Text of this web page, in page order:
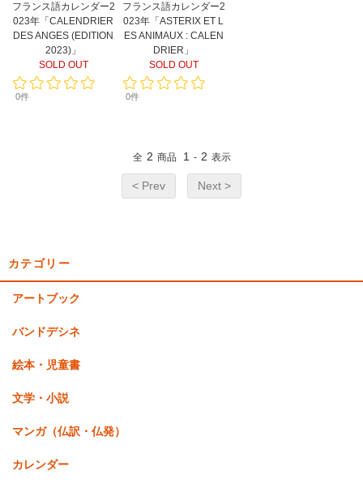
フランス語カレンダー2
023年「CALENDRIER
DES ANGES (EDITION
2023)」
SOLD OUT
0件
フランス語カレンダー2
023年「ASTERIX ET L
ES ANIMAUX : CALEN
DRIER」
SOLD OUT
0件
全 2 商品 1 - 2 表示
< Prev Next >
カテゴリー
アートブック
バンドデシネ
絵本・児童書
文学・小説
マンガ（仏訳・仏発）
カレンダー